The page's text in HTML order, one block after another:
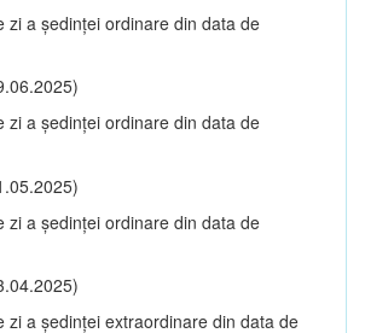
zi a şedinţei ordinare din data de
zi a şedinţei ordinare din data de
zi a şedinţei ordinare din data de
zi a şedinţei extraordinare din data de